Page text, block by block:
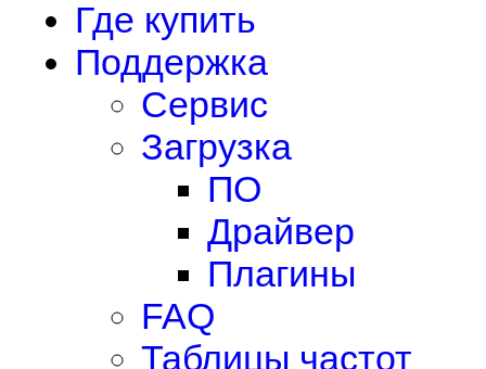
Где купить
Поддержка
Сервис
Загрузка
ПО
Драйвер
Плагины
FAQ
Таблицы частот